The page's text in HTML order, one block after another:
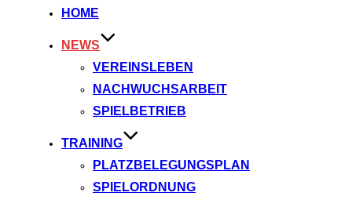
HOME
NEWS
VEREINSLEBEN
NACHWUCHSARBEIT
SPIELBETRIEB
TRAINING
PLATZBELEGUNGSPLAN
SPIELORDNUNG